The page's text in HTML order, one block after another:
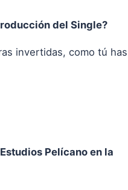
del Single?
invertidas, como tú has
Pelícano en la